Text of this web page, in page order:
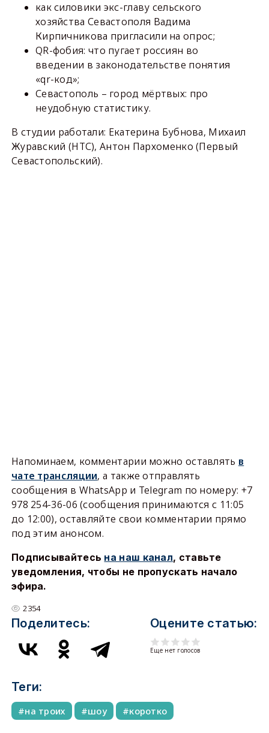
как силовики экс-главу сельского
хозяйства Севастополя Вадима
Кирпичникова пригласили на опрос;
QR-фобия: что пугает россиян во
введении в законодательстве понятия
«qr-код»;
​Севастополь – город мёртвых: про
неудобную статистику.
В студии работали: Екатерина Бубнова, Михаил
Журавский (НТС), Антон Пархоменко (Первый
Севастопольский).
Напоминаем, комментарии можно оставлять в
чате трансляции, а также отправлять
сообщения в WhatsApp и Telegram по номеру: +7
978 254-36-06 (сообщения принимаются с 11:05
до 12:00), оставляйте свои комментарии прямо
под этим анонсом.
Подписывайтесь на наш канал, ставьте
уведомления, чтобы не пропускать начало
эфира.
2354
Поделитесь: Оцените статью:
Еще нет голосов
Теги:
на троих шоу коротко